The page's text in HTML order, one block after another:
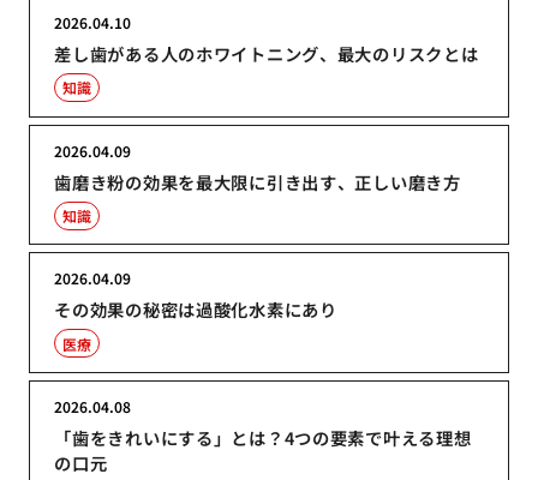
差し歯がある人のホワイトニング、最大のリスクとは
2026.04.10
知識
歯磨き粉の効果を最大限に引き出す、正しい磨き方
2026.04.09
知識
その効果の秘密は過酸化水素にあり
2026.04.09
医療
「歯をきれいにする」とは？4つの要素で叶える理想
の口元
2026.04.08